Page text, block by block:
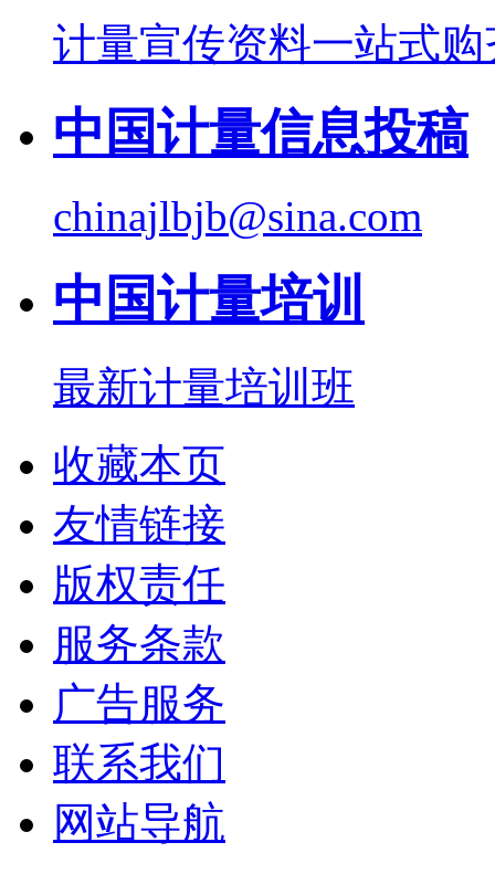
计量宣传资料一站式购
中国计量信息投稿
chinajlbjb@sina.com
中国计量培训
最新计量培训班
收藏本页
友情链接
版权责任
服务条款
广告服务
联系我们
网站导航